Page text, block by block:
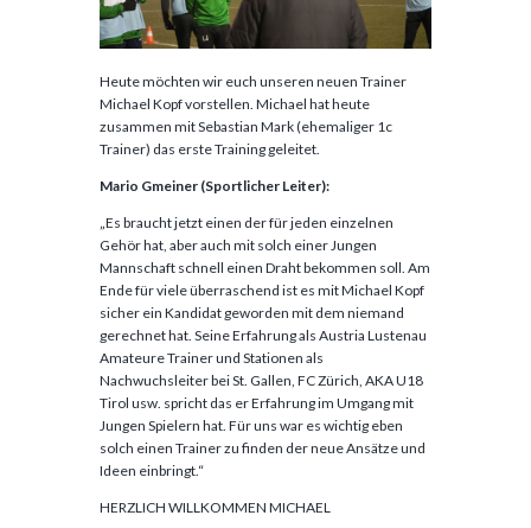
Heute möchten wir euch unseren neuen Trainer
Michael Kopf vorstellen. Michael hat heute
zusammen mit Sebastian Mark (ehemaliger 1c
Trainer) das erste Training geleitet.
Mario Gmeiner (Sportlicher Leiter):
„Es braucht jetzt einen der für jeden einzelnen
Gehör hat, aber auch mit solch einer Jungen
Mannschaft schnell einen Draht bekommen soll. Am
Ende für viele überraschend ist es mit Michael Kopf
sicher ein Kandidat geworden mit dem niemand
gerechnet hat. Seine Erfahrung als Austria Lustenau
Amateure Trainer und Stationen als
Nachwuchsleiter bei St. Gallen, FC Zürich, AKA U18
Tirol usw. spricht das er Erfahrung im Umgang mit
Jungen Spielern hat. Für uns war es wichtig eben
solch einen Trainer zu finden der neue Ansätze und
Ideen einbringt.“
HERZLICH WILLKOMMEN MICHAEL